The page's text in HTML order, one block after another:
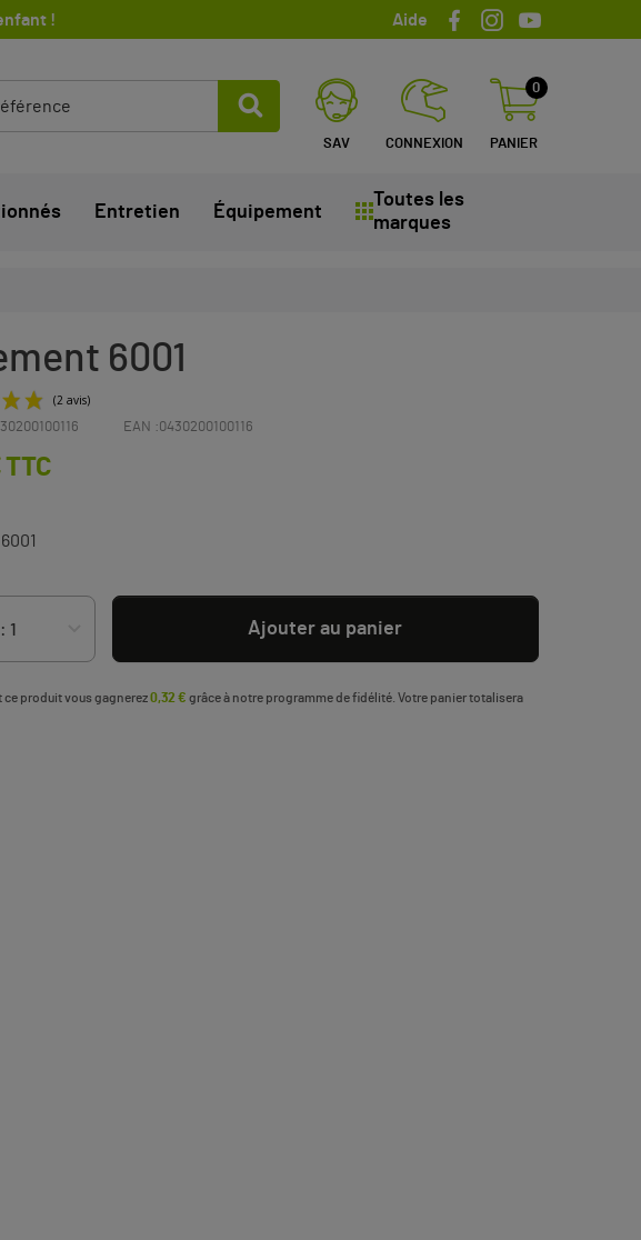
! Aide
SAV CONNEXION PANIER
0
Entretien Équipement
Toutes les
marques
6001
EAN :0430200100116
TTC
Ajouter au panier
ce produit vous gagnerez0,32 € grâce à notre programme de fidélité. Votre panier totalisera